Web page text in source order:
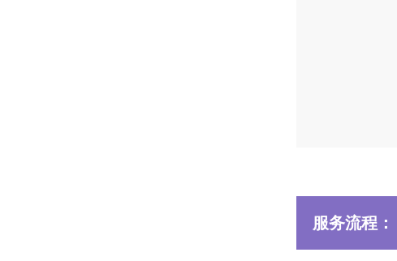
服务流程：